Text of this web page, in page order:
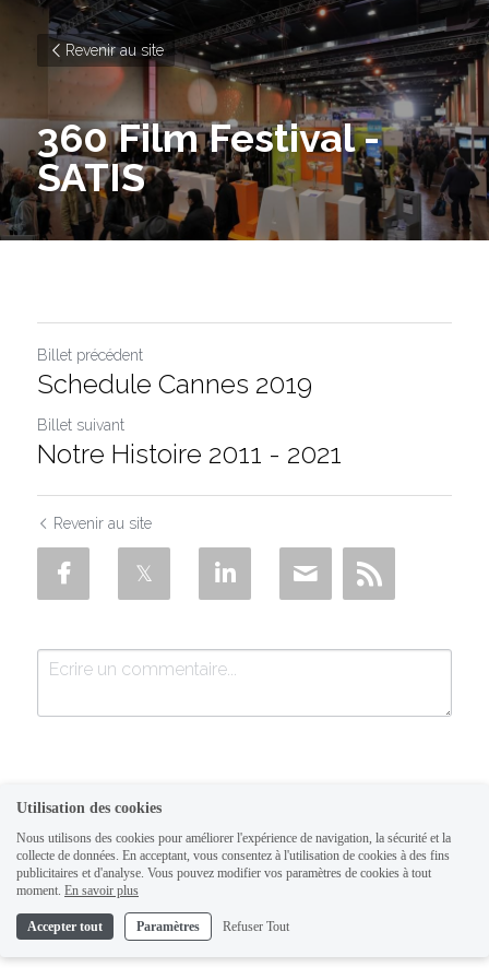
Revenir au site
360 Film Festival -
SATIS
Billet précédent
Schedule Cannes 2019
Billet suivant
Notre Histoire 2011 - 2021
Revenir au site
SOUMETTRE Annuler
Utilisation des cookies
Nous utilisons des cookies pour améliorer l'expérience de navigation, la sécurité et la
collecte de données. En acceptant, vous consentez à l'utilisation de cookies à des fins
publicitaires et d'analyse. Vous pouvez modifier vos paramètres de cookies à tout
moment. En savoir plus
Accepter tout Paramètres Refuser Tout